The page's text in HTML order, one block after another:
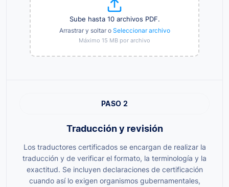
Sube hasta 10 archivos PDF.
Arrastrar y soltar o Seleccionar archivo
Máximo 15 MB por archivo
PASO 2
Traducción y revisión
Los traductores certificados se encargan de realizar la
traducción y de verificar el formato, la terminología y la
exactitud. Se incluyen declaraciones de certificación
cuando así lo exigen organismos gubernamentales,